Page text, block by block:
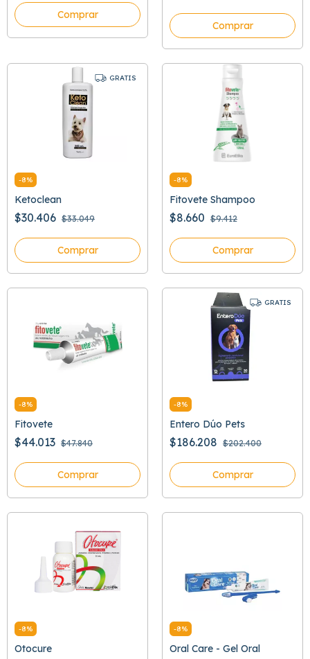
Comprar
Comprar
GRATIS
-8%
Ketoclean
$30.406 $33.049
Comprar
-8%
Fitovete Shampoo
$8.660 $9.412
Comprar
-8%
Fitovete
$44.013 $47.840
Comprar
GRATIS
-8%
Entero Dúo Pets
$186.208 $202.400
Comprar
-8%
Otocure
-8%
Oral Care - Gel Oral